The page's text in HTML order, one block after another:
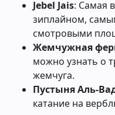
Jebel Jais: Самая
зиплайном,
смотровыми
Жемчужная
можно узнать о
жемчуга.
Пустыня Аль-
катание на